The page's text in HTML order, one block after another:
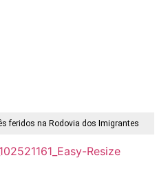
feridos na Rodovia dos Imigrantes